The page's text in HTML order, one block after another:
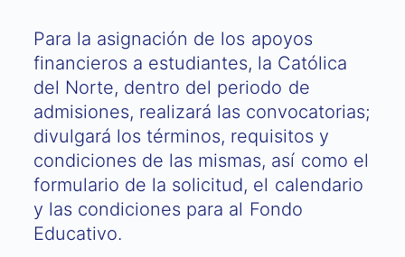
Para la asignación de los apoyos
financieros a estudiantes, la Católica
del Norte, dentro del periodo de
admisiones, realizará las convocatorias;
divulgará los términos, requisitos y
condiciones de las mismas, así como el
formulario de la solicitud, el calendario
y las condiciones para al Fondo
Educativo.